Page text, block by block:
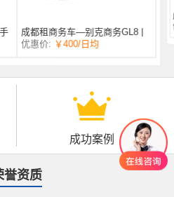
成都租商务车—别克商务GL8 |
自动挡 | 7座
优惠价: ￥400/日均
成功案例
誉资质